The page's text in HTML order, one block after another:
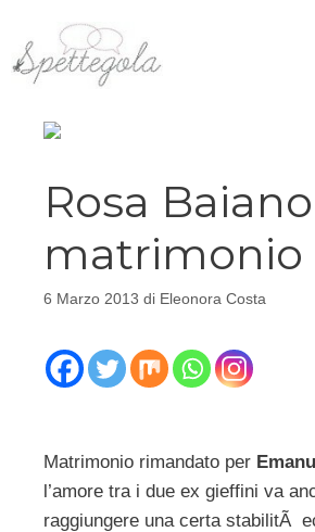
contenuto
Rosa
matrimonio
6 Marzo 2013 di Eleonora Costa
Matrimonio rimandato per
l’amore tra i due ex gieffini va
raggiungere una certa stabilitÃ